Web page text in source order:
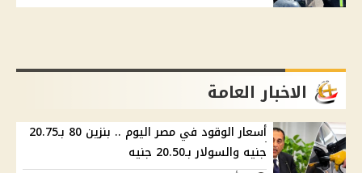
الاخبار العامة
أسعار الوقود في مصر اليوم .. بنزين 80 بـ20.75
جنيه والسولار بـ20.50 جنيه